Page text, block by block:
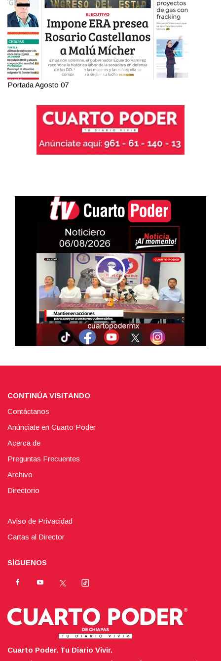
Portada Agosto 06
CONTINÚA VISITANDO
Contáctanos
Anúnciate en Cuarto Poder
Acerca de
Preguntas Frecuentes
Archivo
Directorio
Aviso de Privacidad
Cartas al Director
SÍGUENOS
Cuarto Poder. Tu Diario Vivir.